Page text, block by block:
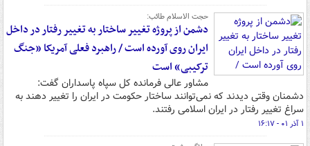
حجت الاسلام طائب:
دشمن از پروژه تغییر ساختار به تغییر رفتار در داخل
ایران روی آورده است / راهبرد فعلی آمریکا «جنگ
ترکیبی» است
مشاور عالی فرمانده کل سپاه پاسداران گفت:
دشمنان وقتی دیدند که نمی‌توانند ساختار حکومت در ایران را تغییر دهند به
سراغ تغییر رفتار در ایران اسلامی رفتند.
۱ آذر ۰۱ - ۱۶:۱۷